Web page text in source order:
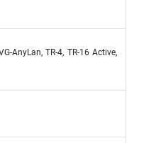
AnyLan, TR-4, TR-16 Active,